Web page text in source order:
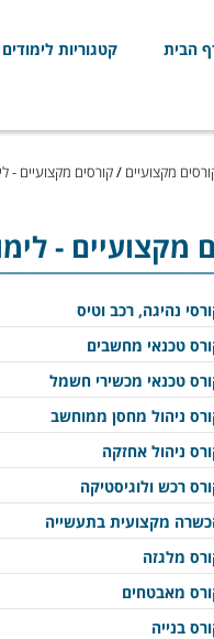
הבית קטגוריות לימודים
מקצועיים /קורסים מקצועיים -
מקצועיים-
נהיגה, רכב וטיס
טכנאי מחשבים
טכנאי מכשירי חשמל
ניהול מחסן ממוחשב
ניהול אחזקה
רכש ולוגיסטיקה
מקצועית בתעשייה
מלגזה
מאבטחים
בנייה